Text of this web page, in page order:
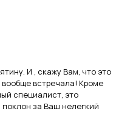
И , скажу Вам, что это
встречала! Кроме
специалист, это
за Ваш нелегкий